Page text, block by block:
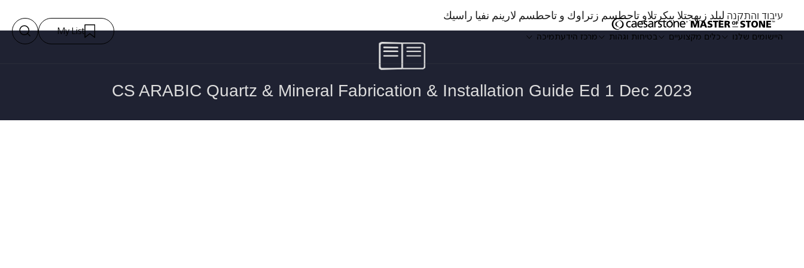
היישומים שלנו כלים מקצועיים בטיחות וגהות מרכז הידעתמיכה My List
עיבוד והתקנה ليلد زيهجتلا بيكرتلاو تاحطسم زتراوك و تاحطسم لارينم نفيا راسيك